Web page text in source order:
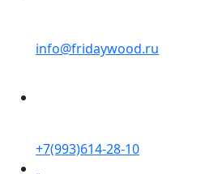
info@fridaywood.ru
+7(993)614-28-10